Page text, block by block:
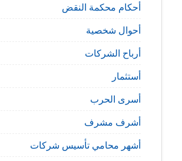
أحكام محكمة النقض
أحوال شخصية
أرباح الشركات
أستثمار
أسرى الحرب
أشرف مشرف
أشهر محامي تأسيس شركات